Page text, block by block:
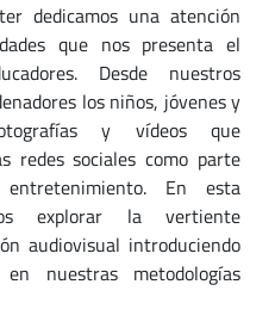
dedicamos una atención
que nos presenta el
Desde nuestros
los niños, jóvenes y
y vídeos que
redes sociales como parte
En esta
explorar la vertiente
audiovisual introduciendo
nuestras metodologías